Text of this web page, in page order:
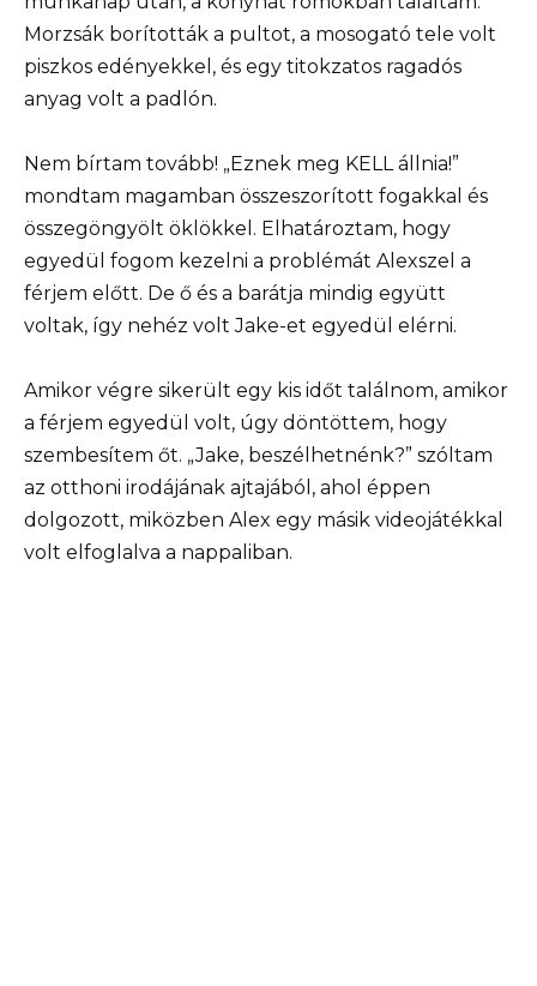
Morzsák borították a pultot, a mosogató tele volt
piszkos edényekkel, és egy titokzatos ragadós
anyag volt a padlón.
Nem bírtam tovább! „Eznek meg KELL állnia!”
mondtam magamban összeszorított fogakkal és
összegöngyölt öklökkel. Elhatároztam, hogy
egyedül fogom kezelni a problémát Alexszel a
férjem előtt. De ő és a barátja mindig együtt
voltak, így nehéz volt Jake-et egyedül elérni.
Amikor végre sikerült egy kis időt találnom, amikor
a férjem egyedül volt, úgy döntöttem, hogy
szembesítem őt. „Jake, beszélhetnénk?” szóltam
az otthoni irodájának ajtajából, ahol éppen
dolgozott, miközben Alex egy másik videojátékkal
volt elfoglalva a nappaliban.